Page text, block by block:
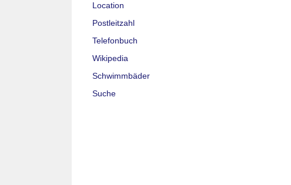
Location
Postleitzahl
Telefonbuch
Wikipedia
Schwimmbäder
Suche